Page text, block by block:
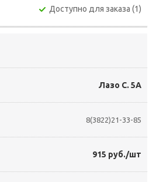
Доступно для заказа (1)
Лазо С. 5А
8(3822)21-33-85
915 руб./шт